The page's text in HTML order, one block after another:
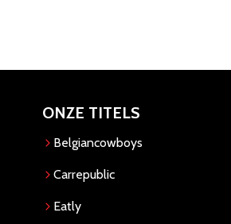
ONZE TITELS
Belgiancowboys
Carrepublic
Eatly